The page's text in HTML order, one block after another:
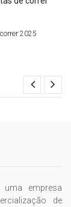
2025
empresa
de